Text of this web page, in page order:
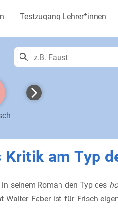
Testzugang Lehrer*innen
Kritik am Typ
seinem Roman den Typ des
Walter Faber ist für Frisch